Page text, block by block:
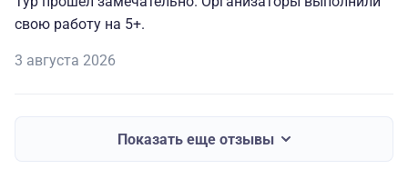
свою работу на 5+.
3 августа 2026
Показать еще отзывы